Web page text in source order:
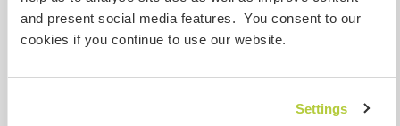
and present social media features. You consent to our
cookies if you continue to use our website.
Settings
Acceso a Internet limitado
Tenemos animales